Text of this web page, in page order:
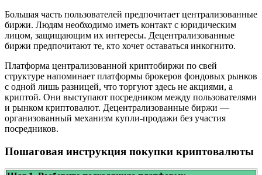
Большая часть пользователей предпочитает централизованные
биржи. Людям необходимо иметь контакт с юридическим
лицом, защищающим их интересы. Децентрализованные
биржи предпочитают те, кто хочет оставаться инкогнито.
Платформа централизованной криптобиржи по свей
структуре напоминает платформы брокеров фондовых рынков
с одной лишь разницей, что торгуют здесь не акциями, а
криптой. Они выступают посредником между пользователями
и рынком криптовалют. Децентрализованные биржи —
организованный механизм купли-продажи без участия
посредников.
Пошаговая инструкция покупки криптовалюты